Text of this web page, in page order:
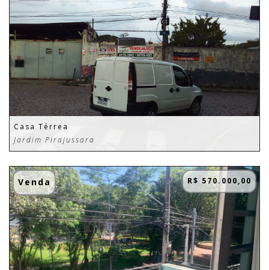
Casa Térrea
Jardim Pirajussara
Venda R$ 570.000,00